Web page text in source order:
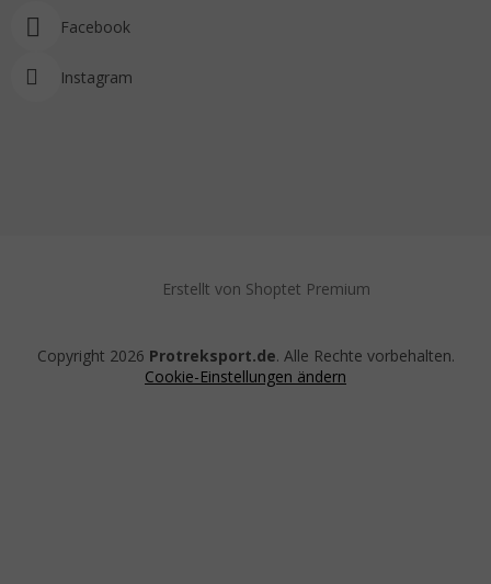
Facebook
Instagram
Erstellt von Shoptet Premium
Copyright 2026 Protreksport.de. Alle Rechte vorbehalten.
Cookie-Einstellungen ändern